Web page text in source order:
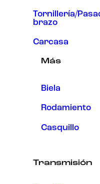
Tornillería/
brazo
Carcasa
Más
Biela
Rodamiento
Casquillo
Transmisión